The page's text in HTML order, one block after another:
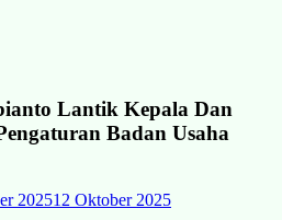
Lantik Kepala Dan
Badan Usaha
202512 Oktober 2025